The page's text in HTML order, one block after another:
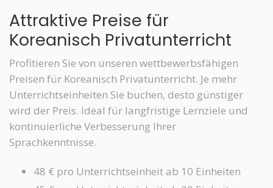
Attraktive Preise für
Koreanisch Privatunterricht
Profitieren Sie von unseren wettbewerbsfähigen
Preisen für Koreanisch Privatunterricht. Je mehr
Unterrichtseinheiten Sie buchen, desto günstiger
wird der Preis. Ideal für langfristige Lernziele und
kontinuierliche Verbesserung Ihrer
Sprachkenntnisse.
48 € pro Unterrichtseinheit ab 10 Einheiten